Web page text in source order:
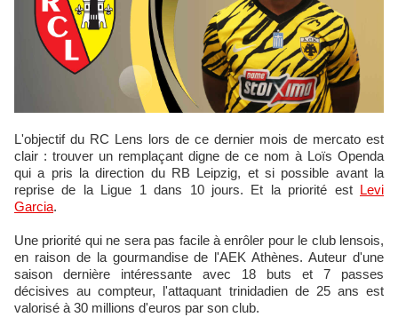
L'objectif du RC Lens lors de ce dernier mois de mercato est
clair : trouver un remplaçant digne de ce nom à Loïs Openda
qui a pris la direction du RB Leipzig, et si possible avant la
reprise de la Ligue 1 dans 10 jours. Et la priorité est Levi
Garcia.
Une priorité qui ne sera pas facile à enrôler pour le club lensois,
en raison de la gourmandise de l'AEK Athènes. Auteur d'une
saison dernière intéressante avec 18 buts et 7 passes
décisives au compteur, l'attaquant trinidadien de 25 ans est
valorisé à 30 millions d'euros par son club.